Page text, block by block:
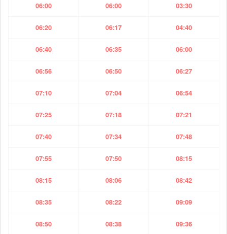
06:00 06:00 03:30
06:20 06:17 04:40
06:40 06:35 06:00
06:56 06:50 06:27
07:10 07:04 06:54
07:25 07:18 07:21
07:40 07:34 07:48
07:55 07:50 08:15
08:15 08:06 08:42
08:35 08:22 09:09
08:50 08:38 09:36